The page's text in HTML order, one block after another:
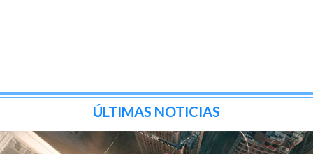
ÚLTIMAS NOTICIAS